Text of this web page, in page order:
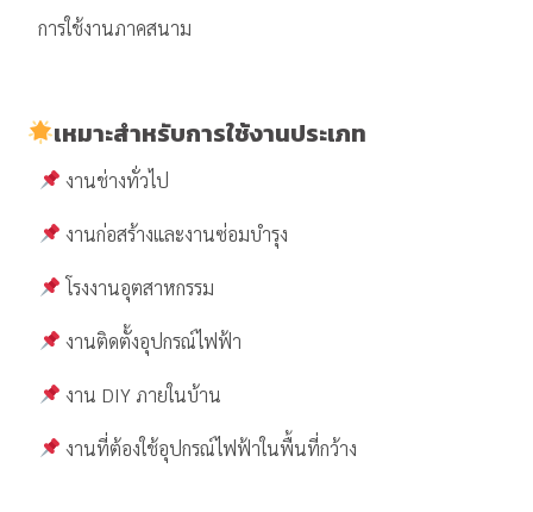
การใช้งานภาคสนาม
เหมาะสำหรับการใช้งานประเภท
งานช่างทั่วไป
งานก่อสร้างและงานซ่อมบำรุง
โรงงานอุตสาหกรรม
งานติดตั้งอุปกรณ์ไฟฟ้า
งาน DIY ภายในบ้าน
งานที่ต้องใช้อุปกรณ์ไฟฟ้าในพื้นที่กว้าง